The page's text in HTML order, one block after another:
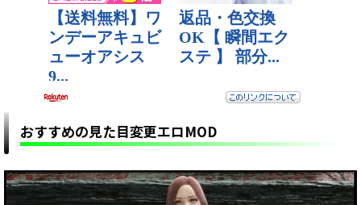
おすすめの見た目変更エロMOD